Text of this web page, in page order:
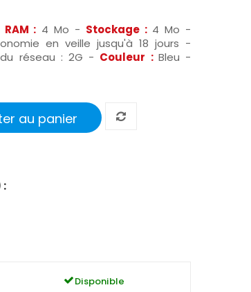
: 4 Mo - Stockage :4 Mo -
en veille jusqu'à 18 jours -
réseau : 2G - Couleur : Bleu -
au panier
:
Disponible